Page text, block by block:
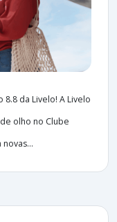
da Livelo! A Livelo
olho no Clube